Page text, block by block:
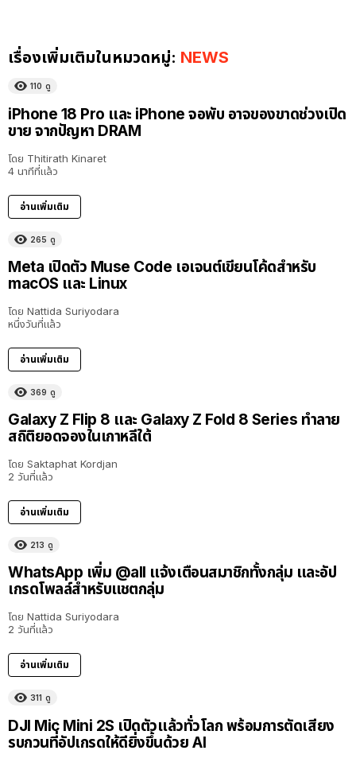
เรื่องเพิ่มเติมในหมวดหมู่: NEWS
110 ดู
iPhone 18 Pro และ iPhone จอพับ อาจของขาดช่วงเปิด
ขาย จากปัญหา DRAM
โดย Thitirath Kinaret
4 นาทีที่แล้ว
อ่านเพิ่มเติม
265 ดู
Meta เปิดตัว Muse Code เอเจนต์เขียนโค้ดสำหรับ
macOS และ Linux
โดย Nattida Suriyodara
หนึ่งวันที่แล้ว
อ่านเพิ่มเติม
369 ดู
Galaxy Z Flip 8 และ Galaxy Z Fold 8 Series ทำลาย
สถิติยอดจองในเกาหลีใต้
โดย Saktaphat Kordjan
2 วันที่แล้ว
อ่านเพิ่มเติม
213 ดู
WhatsApp เพิ่ม @all แจ้งเตือนสมาชิกทั้งกลุ่ม และอัป
เกรดโพลล์สำหรับแชตกลุ่ม
โดย Nattida Suriyodara
2 วันที่แล้ว
อ่านเพิ่มเติม
311 ดู
DJI Mic Mini 2S เปิดตัวแล้วทั่วโลก พร้อมการตัดเสียง
รบกวนที่อัปเกรดให้ดียิ่งขึ้นด้วย AI